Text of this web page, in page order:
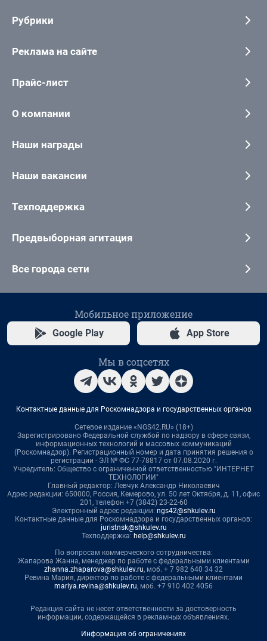
Рубрики
Реклама на сайте
Прайс-лист
О компании
Наши награды
Наши вакансии
Техподдержка
Предвыборная агитация
Все города сети
Мобильное приложение
Google Play App Store
Мы в соцсетях
Контактные данные для Роскомнадзора и государственных органов
Сетевое издание «NGS42.RU» (18+)
Зарегистрировано Федеральной службой по надзору в сфере связи,
информационных технологий и массовых коммуникаций
(Роскомнадзор). Регистрационный номер и дата принятия решения о
регистрации - ЭЛ № ФС 77-78817 от 07.08.2020 г.
Учредитель: Общество с ограниченной ответственностью "ИНТЕРНЕТ
ТЕХНОЛОГИИ"
Главный редактор: Левчук Александр Николаевич
Адрес редакции: 650000, Россия, Кемерово, ул. 50 лет Октября, д. 11, офис
201, телефон +7 (3842) 23-22-60
Электронный адрес редакции: ngs42@shkulev.ru
Контактные данные для Роскомнадзора и государственных органов:
juristnsk@shkulev.ru
Техподдержка: help@shkulev.ru
По вопросам коммерческого сотрудничества:
Жапарова Жанна, менеджер по работе с федеральными клиентами
zhanna.zhaparova@shkulev.ru, моб. + 7 982 640 34 32
Ревина Мария, директор по работе с федеральными клиентами
mariya.revina@shkulev.ru, моб. +7 910 402 4056
Редакция сайта не несет ответственности за достоверность
информации, содержащейся в рекламных объявлениях.
Информация об ограничениях